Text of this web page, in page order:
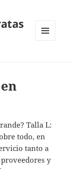
Talla L:
todo, en
tanto a
y